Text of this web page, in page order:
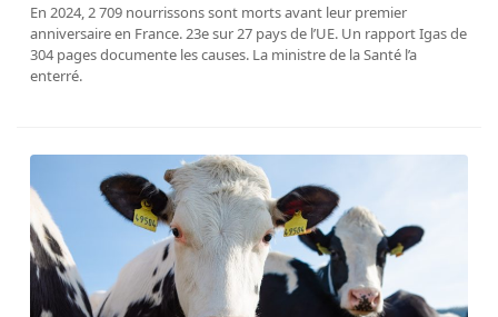
En 2024, 2 709 nourrissons sont morts avant leur premier
anniversaire en France. 23e sur 27 pays de l’UE. Un rapport Igas de
304 pages documente les causes. La ministre de la Santé l’a
enterré.